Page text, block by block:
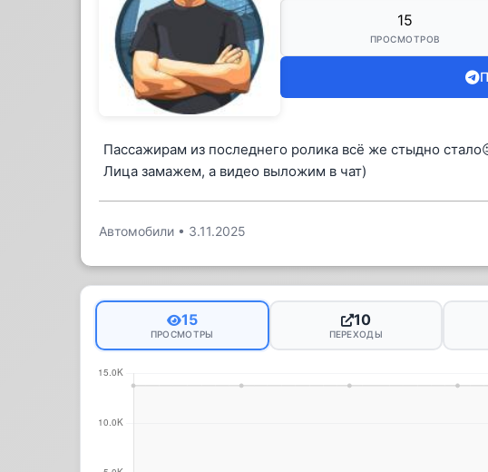
15
ПРОСМОТРОВ
Пассажирам из последнего ролика всё же стыдно
Лица замажем, а видео выложим в чат)
Автомобили • 3.11.2025
15
ПРОСМОТРЫ
10
ПЕРЕХОДЫ